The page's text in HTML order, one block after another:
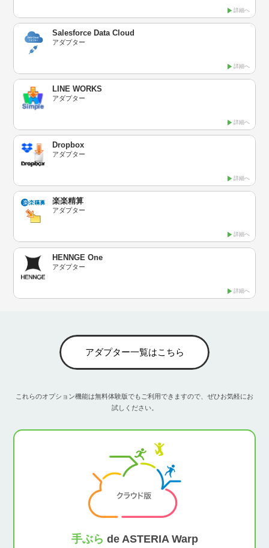
詳細へ
Salesforce Data Cloud
アダプター
詳細へ
LINE WORKS
アダプター
詳細へ
Dropbox
アダプター
詳細へ
楽楽精算
アダプター
詳細へ
HENNGE One
アダプター
詳細へ
アダプター一覧はこちら
これらのオプション機能は無料体験版でもご利用できますので、ぜひお気軽にお
試しください。
手ぶら de ASTERIA Warp